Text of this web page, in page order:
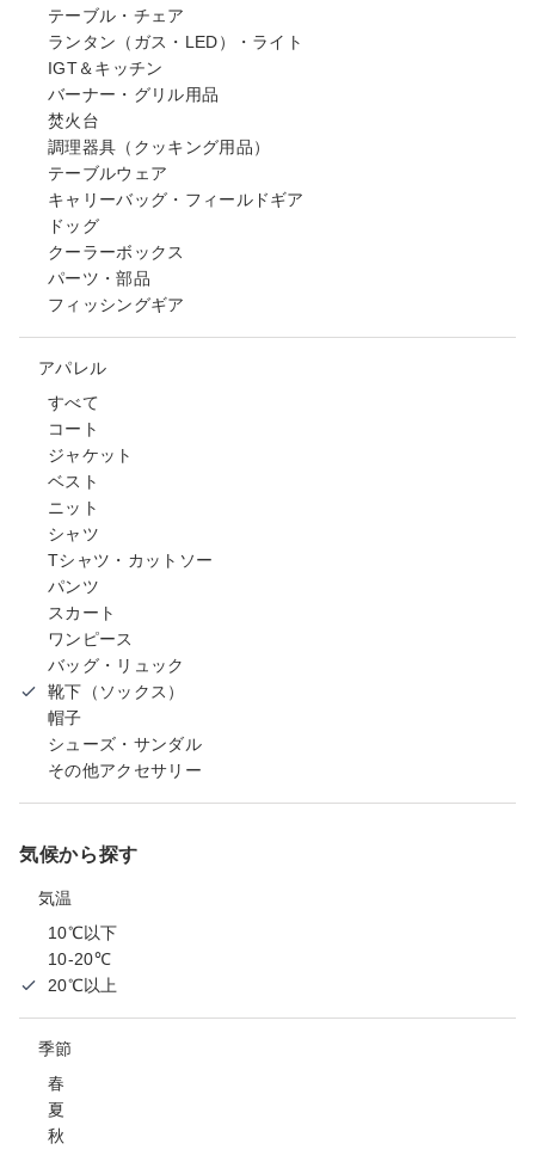
テーブル・チェア
ランタン（ガス・LED）・ライト
IGT＆キッチン
バーナー・グリル用品
焚火台
調理器具（クッキング用品）
テーブルウェア
キャリーバッグ・フィールドギア
ドッグ
クーラーボックス
パーツ・部品
フィッシングギア
アパレル
すべて
コート
ジャケット
ベスト
ニット
シャツ
Tシャツ・カットソー
パンツ
スカート
ワンピース
バッグ・リュック
靴下（ソックス）
帽子
シューズ・サンダル
その他アクセサリー
気候から探す
気温
10℃以下
10-20℃
20℃以上
季節
春
夏
秋